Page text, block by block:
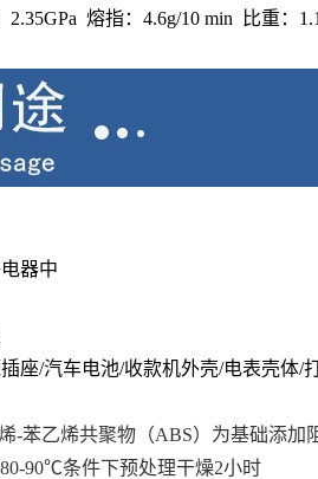
熔指：4.6g/10 min 比重：
器中
座/汽车电池/收款机外壳/电表壳
-苯乙烯共聚物 （ABS）为基础添加
90℃条件下预处理干燥2小时